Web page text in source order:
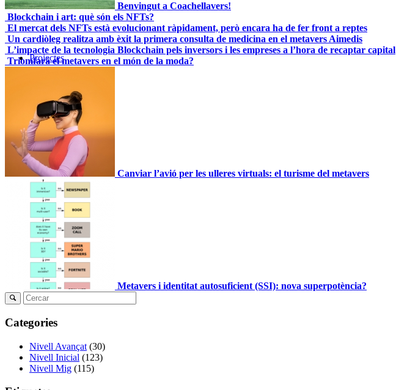
Projectes
Benvingut a Coachellavers!
Blockchain i art: què són els NFTs?
El mercat dels NFTs està evolucionant ràpidament, però encara ha de fer front a reptes
Un cardiòleg realitza amb èxit la primera consulta de medicina en el metavers Aimedis
L’impacte de la tecnologia Blockchain pels inversors i les empreses a l’hora de recaptar capital
Triomfarà el metavers en el món de la moda?
Canviar l’avió per les ulleres virtuals: el turisme del metavers
Metavers i identitat autosuficient (SSI): nova superpotència?
Categories
Nivell Avançat (30)
Nivell Inicial (123)
Nivell Mig (115)